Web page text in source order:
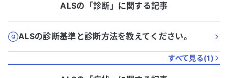
ALSの「診断 」に関する記事
ALSの診断基準と診断方法を教えてください。
すべて見る(1)